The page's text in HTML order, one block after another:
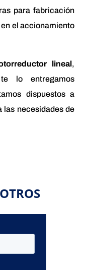
para fabricación
el accionamiento
lineal,
lo entregamos
dispuestos a
las necesidades de